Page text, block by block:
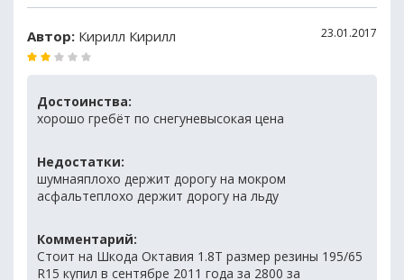
Автор: Кирилл Кирилл 23.01.2017
Достоинства:
хорошо гребёт по снегуневысокая цена
Недостатки:
шумнаяплохо держит дорогу на мокром
асфальтеплохо держит дорогу на льду
Комментарий:
Стоит на Шкода Октавия 1.8Т размер резины 195/65
R15 купил в сентябре 2011 года за 2800 за